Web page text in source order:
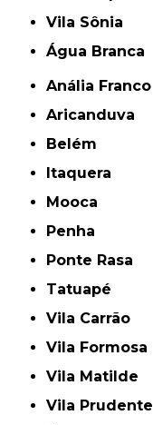
Vila Sônia
Água Branca
Anália Franco
Aricanduva
Belém
Itaquera
Mooca
Penha
Ponte Rasa
Tatuapé
Vila Carrão
Vila Formosa
Vila Matilde
Vila Prudente